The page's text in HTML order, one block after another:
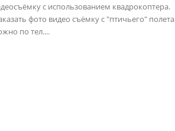
с использованием квадрокоптера.
фото видео съёмку с "птичьего" полета
по тел....